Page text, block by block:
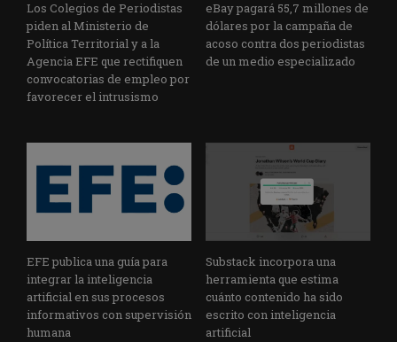
Los Colegios de Periodistas
piden al Ministerio de
Política Territorial y a la
Agencia EFE que rectifiquen
convocatorias de empleo por
favorecer el intrusismo
eBay pagará 55,7 millones de
dólares por la campaña de
acoso contra dos periodistas
de un medio especializado
EFE publica una guía para
integrar la inteligencia
artificial en sus procesos
informativos con supervisión
humana
Substack incorpora una
herramienta que estima
cuánto contenido ha sido
escrito con inteligencia
artificial